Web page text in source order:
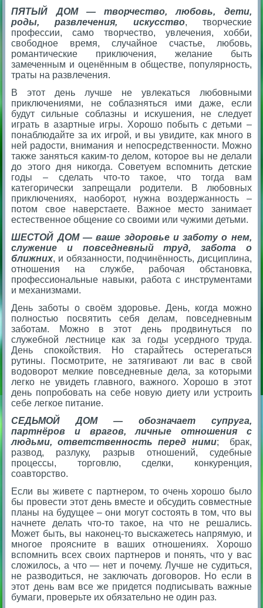
ПЯТЫЙ ДОМ — творчество, любовь, дети,
роды, развлечения, искусство, творческие
профессии, само творчество, увлечения, хобби,
свободное время, случайное счастье, любовь,
романтические приключения, желание быть
замеченным и оценённым в обществе, популярность,
траты на развлечения.
В этот день лучше не увлекаться любовными
приключениями, не соблазняться ими даже, если
будут сильные соблазны и искушения, не следует
играть в азартные игры. Хорошо побыть с детьми –
понаблюдайте за их игрой, и вы увидите, как много в
ней радости, внимания и непосредственности. Можно
также заняться каким-то делом, которое вы не делали
до этого дня никогда. Советуем вспомнить детские
годы – сделать что-то такое, что тогда вам
категорически запрещали родители. В любовных
приключениях, наоборот, нужна воздержанность –
потом свое наверстаете. Важное место занимает
естественное общение со своими или чужими детьми.
ШЕСТОЙ ДОМ — ваше здоровье и заботу о нем,
служение и повседневный труд, забота о
ближних, и обязанности, подчинённость, дисциплина,
отношения на службе, рабочая обстановка,
профессиональные навыки, работа с инструментами
и механизмами.
День заботы о своём здоровье. День, когда можно
полностью посвятить себя делам, повседневным
заботам. Можно в этот день продвинуться по
служебной лестнице как за годы усердного труда.
День спокойствия. Но старайтесь остерегаться
рутины. Посмотрите, не затягивают ли вас в свой
водоворот мелкие повседневные дела, за которыми
легко не увидеть главного, важного. Хорошо в этот
день попробовать на себе новую диету или устроить
себе легкое питание.
СЕДЬМОЙ ДОМ — обозначает супруга,
партнёров и врагов, личные отношения с
людьми, ответственность перед ними; брак,
развод, разлуку, разрыв отношений, судебные
процессы, торговлю, сделки, конкуренция,
соавторство.
Если вы живете с партнером, то очень хорошо было
бы провести этот день вместе и обсудить совместные
планы на будущее – они могут состоять в том, что вы
начнете делать что-то такое, на что не решались.
Может быть, вы наконец-то выскажетесь напрямую, и
многое проясните в ваших отношениях. Хорошо
вспомнить всех своих партнеров и понять, что у вас
сложилось, а что — нет и почему. Лучше не судиться,
не разводиться, не заключать договоров. Но если в
этот день вам все же придется подписывать важные
бумаги, проверьте их обязательно не один раз.